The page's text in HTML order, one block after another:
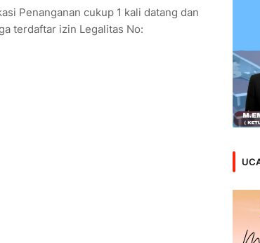
Penanganan cukup 1 kali datang dan
terdaftar izin Legalitas No: